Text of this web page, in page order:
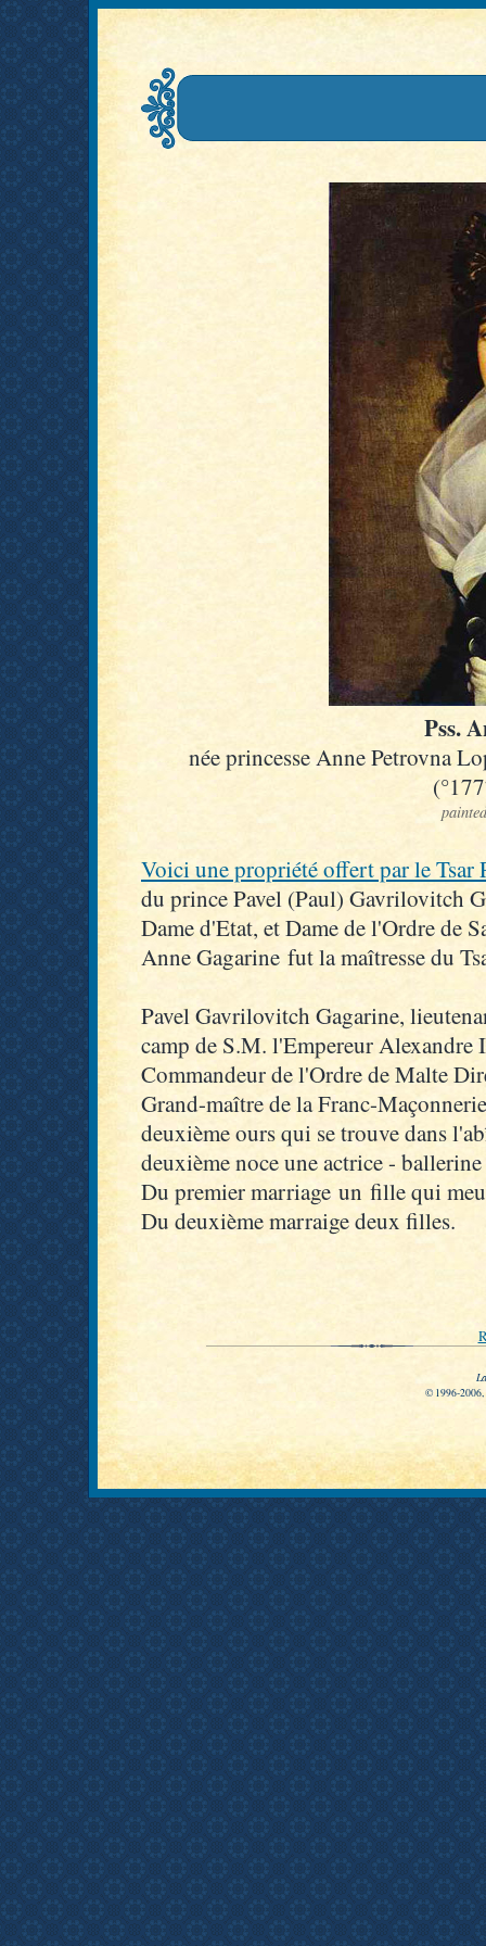
Pss.
née princesse Anne Petrovna
Voici une propriété offert par le Tsar
du prince Pavel (Paul) Gavrilovitch
Dame d'Etat, et Dame de l'Ordre de
Anne Gagarine fut la maîtresse du
Pavel Gavrilovitch Gagarine,
camp de S.M. l'Empereur Alexandre
Commandeur de l'Ordre de Malte
Grand-maître de la Franc-
deuxième ours qui se trouve dans
deuxième noce une actrice -
Du premier marriage un fille qui
Du deuxième marraige deux filles.
© 1996-2006,